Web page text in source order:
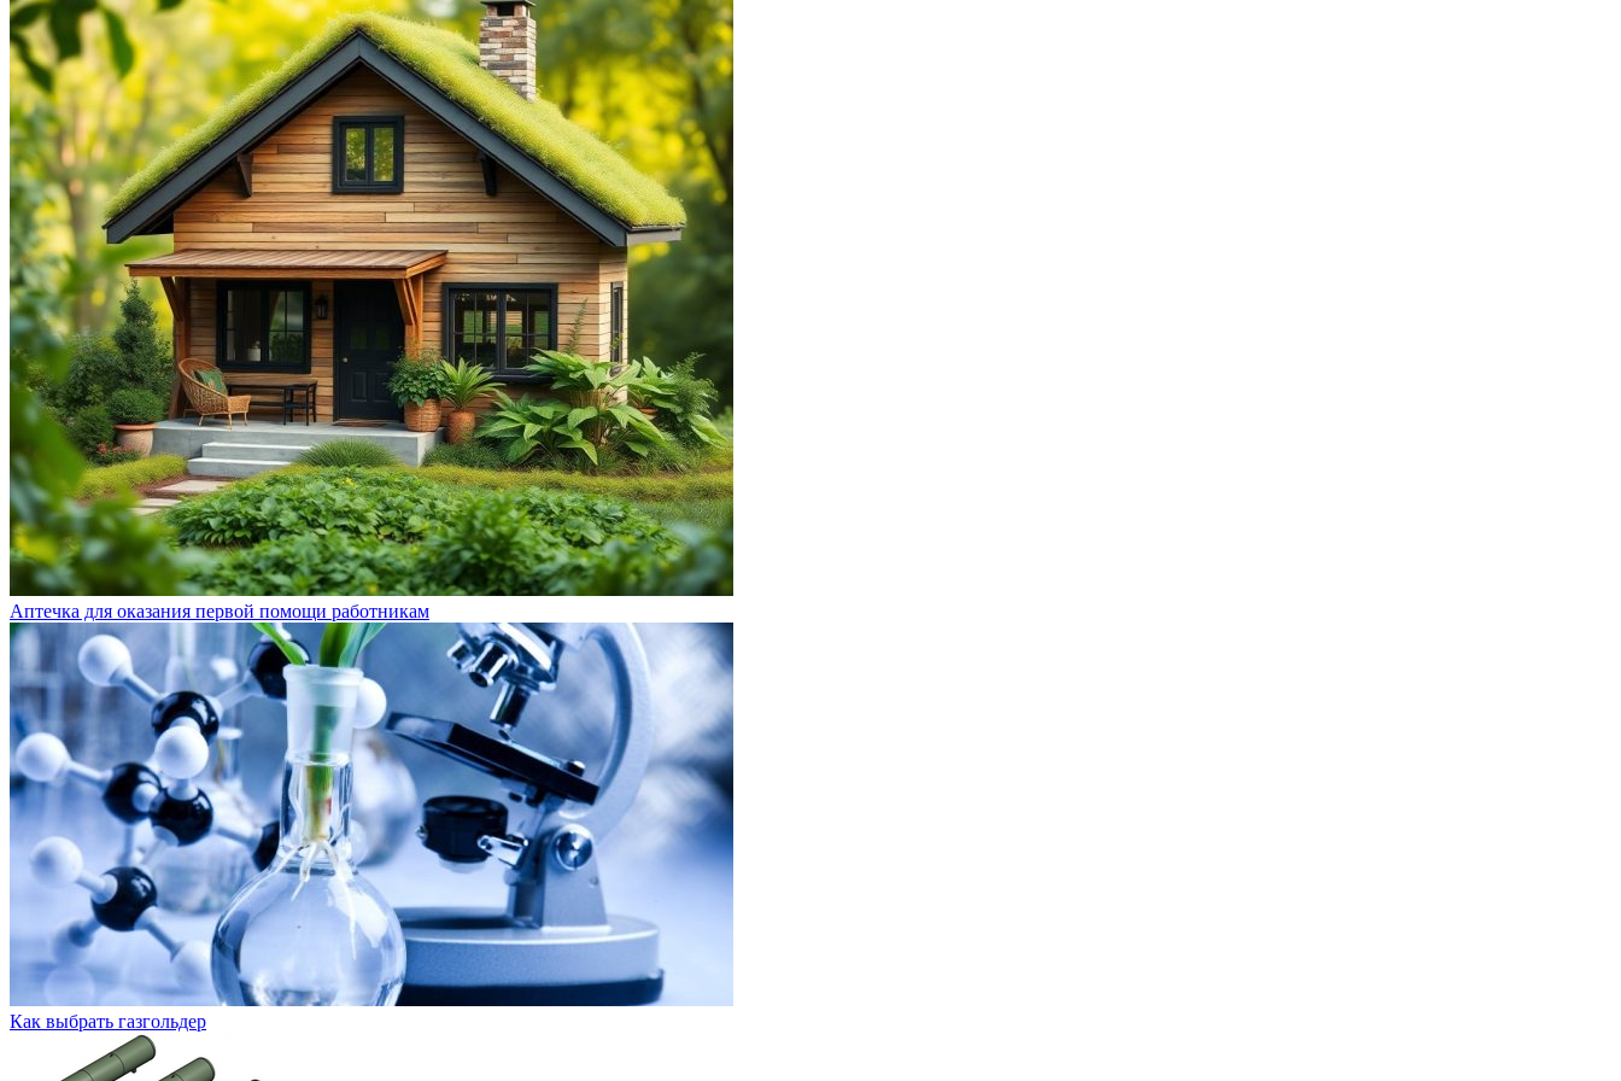
Аптечка для оказания первой помощи работникам
Как выбрать газгольдер